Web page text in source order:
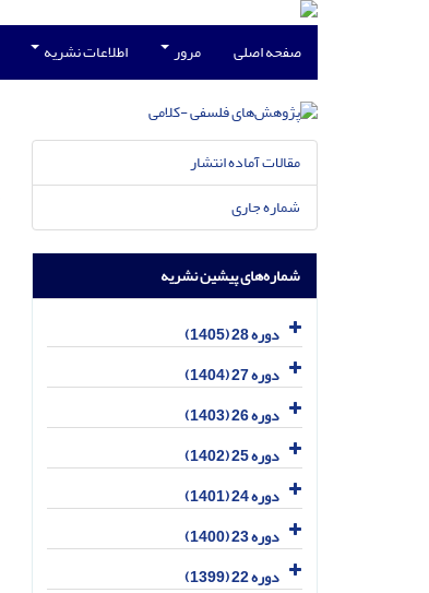
صفحه اصلی مرور اطلاعات نشریه
مقالات آماده انتشار
شماره جاری
شماره‌های پیشین نشریه
دوره 28 (1405)
دوره 27 (1404)
دوره 26 (1403)
دوره 25 (1402)
دوره 24 (1401)
دوره 23 (1400)
دوره 22 (1399)